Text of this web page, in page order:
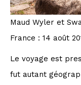
Maud Wyler et
France : 14 août
Le voyage est
fut autant